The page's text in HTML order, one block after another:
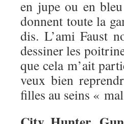
en jupe ou en
donnent toute la
dis. L’ami Faust
dessiner les
que cela m’ait
veux bien
filles au seins «